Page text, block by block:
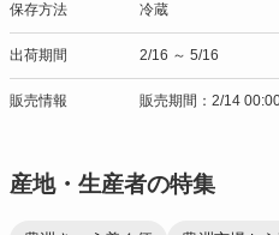
保存方法 冷蔵
出荷期間 2/16 ～ 5/16
販売情報 販売期間：2/14
産地・生産者の特集